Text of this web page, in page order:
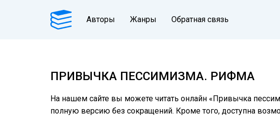
Авторы Жанры Обратная связь
ПРИВЫЧКА ПЕССИМИЗМА. РИФМА
На нашем сайте вы можете читать онлайн «Привычка
полную версию без сокращений. Кроме того, доступна